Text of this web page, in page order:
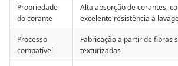
Propriedade
do corante
Alta absorção de corantes,
excelente resistência à
Processo
compatível
Fabricação a partir de fibras
texturizadas